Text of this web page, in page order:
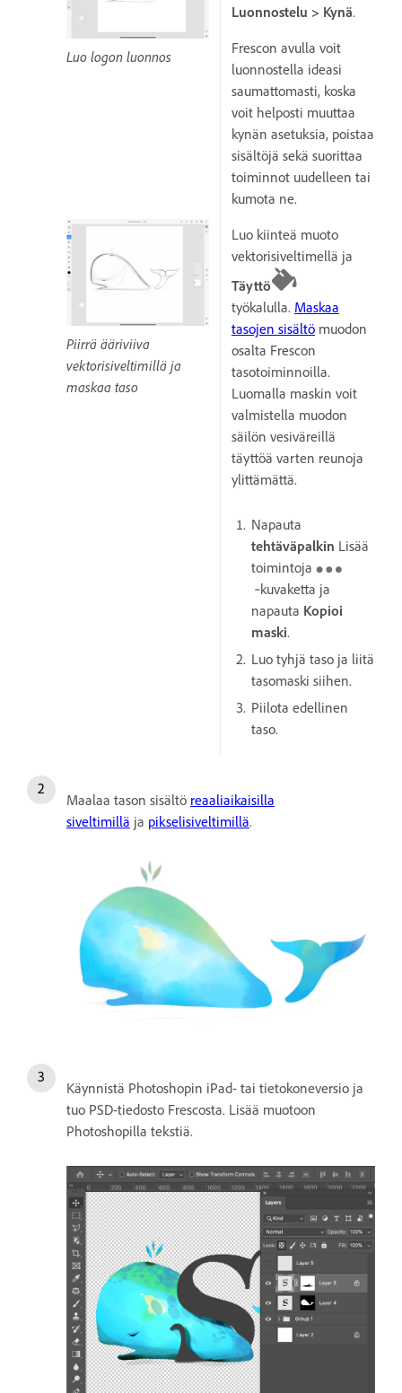
Luo logon luonnos
Luonnostelu > Kynä.
Frescon avulla voit
luonnostella ideasi
saumattomasti, koska
voit helposti muuttaa
kynän asetuksia, poistaa
sisältöjä sekä suorittaa
toiminnot uudelleen tai
kumota ne.
Piirrä ääriviiva
vektorisiveltimillä ja
maskaa taso
Luo kiinteä muoto
vektorisiveltimellä ja
Täyttö
työkalulla. Maskaa
tasojen sisältö muodon
osalta Frescon
tasotoiminnoilla.
Luomalla maskin voit
valmistella muodon
säilön vesiväreillä
täyttöä varten reunoja
ylittämättä.
Napauta
tehtäväpalkin Lisää
toimintoja
‑kuvaketta ja
napauta Kopioi
maski.
Luo tyhjä taso ja liitä
tasomaski siihen.
Piilota edellinen
taso.
Maalaa tason sisältö reaaliaikaisilla
siveltimillä ja pikselisiveltimillä.
Käynnistä Photoshopin iPad- tai tietokoneversio ja
tuo PSD-tiedosto Frescosta. Lisää muotoon
Photoshopilla tekstiä.